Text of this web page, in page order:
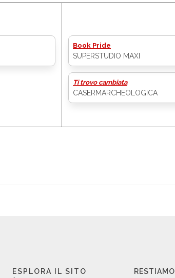
Book Pride
SUPERSTUDIO MAXI
Ti trovo cambiata
CASERMARCHEOLOGICA
ESPLORA IL SITO